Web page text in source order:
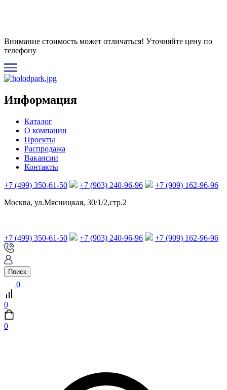
Внимание стоимость может отличаться! Уточняйте цену по
телефону
Информация
Каталог
О компании
Проекты
Распродажа
Вакансии
Контакты
+7 (499) 350-61-50 +7 (903) 240-96-96
+7 (909) 162-96-96
Москва, ул.Мясницкая, 30/1/2,стр.2
+7 (499) 350-61-50 +7 (903) 240-96-96 +7 (909) 162-96-96
Поиск
0
0
0